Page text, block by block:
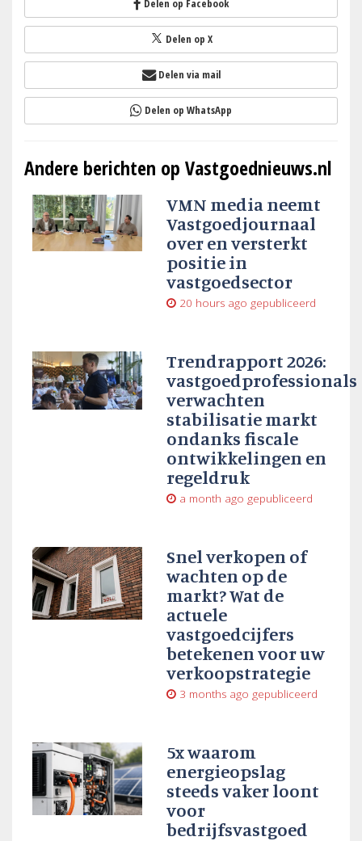
Delen op Facebook
Delen op X
Delen via mail
Delen op WhatsApp
Andere berichten op Vastgoednieuws.nl
VMN media neemt
Vastgoedjournaal
over en versterkt
positie in
vastgoedsector
20 hours ago gepubliceerd
Trendrapport 2026:
vastgoedprofessionals
verwachten
stabilisatie markt
ondanks fiscale
ontwikkelingen en
regeldruk
a month ago gepubliceerd
Snel verkopen of
wachten op de
markt? Wat de
actuele
vastgoedcijfers
betekenen voor uw
verkoopstrategie
3 months ago gepubliceerd
5x waarom
energieopslag
steeds vaker loont
voor
bedrijfsvastgoed